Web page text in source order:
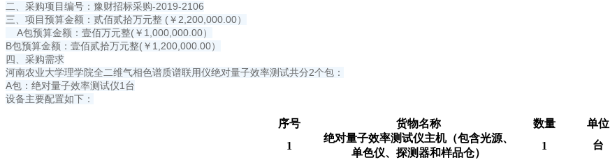
二、采购项目编号：豫财招标采购-2019-2106
三、项目预算金额：贰佰贰拾万元整 (￥2,200,000.00）
A包预算金额：壹佰万元整(￥1,000,000.00）
B包预算金额：壹佰贰拾万元整(￥1,200,000.00）
四、采购需求
河南农业大学理学院全二维气相色谱质谱联用仪绝对量子效率测试共分2个包：
A包：绝对量子效率测试仪1台
设备主要配置如下：
序号 货物名称 数量 单位
1
绝对量子效率测试仪主机（包含光源、
单色仪、探测器和样品仓）
1 台